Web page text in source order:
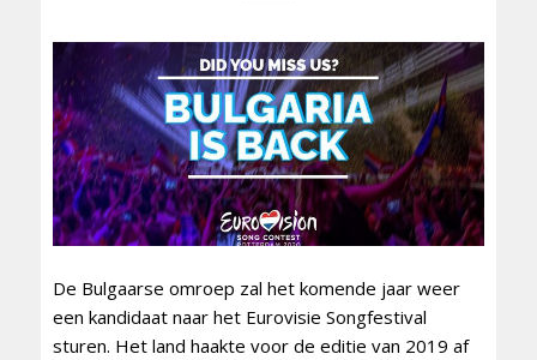
De Bulgaarse omroep zal het komende jaar weer
een kandidaat naar het Eurovisie Songfestival
sturen. Het land haakte voor de editie van 2019 af